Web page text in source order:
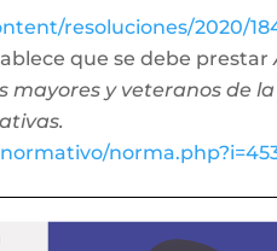
resoluciones/2020/
que se debe prestar
y veteranos de